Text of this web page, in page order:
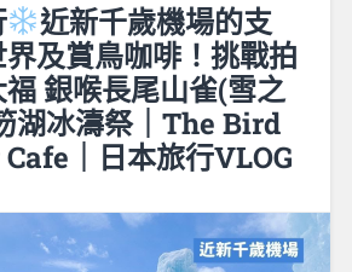
近新千歲機場的支
及賞鳥咖啡！挑戰拍
銀喉長尾山雀(雪之
湖冰濤祭｜The Bird
｜日本旅行VLOG